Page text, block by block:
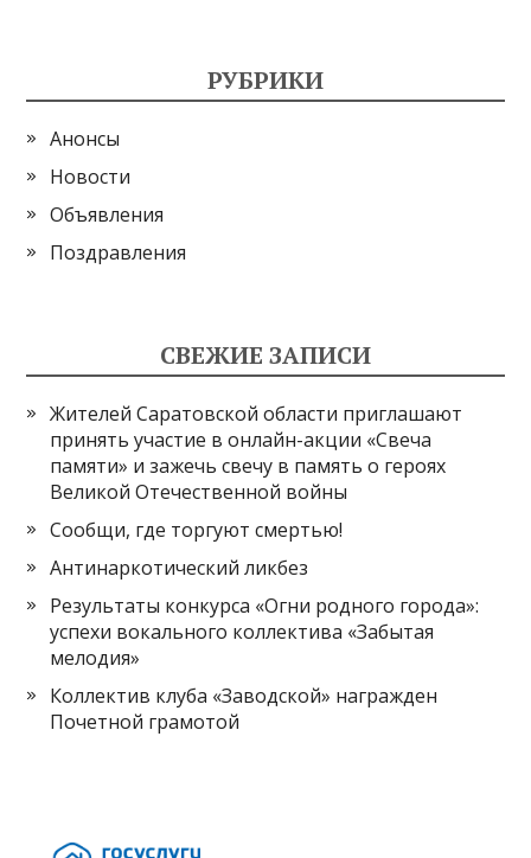
РУБРИКИ
Анонсы
Новости
Объявления
Поздравления
СВЕЖИЕ ЗАПИСИ
Жителей Саратовской области приглашают
принять участие в онлайн-акции «Свеча
памяти» и зажечь свечу в память о героях
Великой Отечественной войны
Сообщи, где торгуют смертью!
Антинаркотический ликбез
Результаты конкурса «Огни родного города»:
успехи вокального коллектива «Забытая
мелодия»
Коллектив клуба «Заводской» награжден
Почетной грамотой